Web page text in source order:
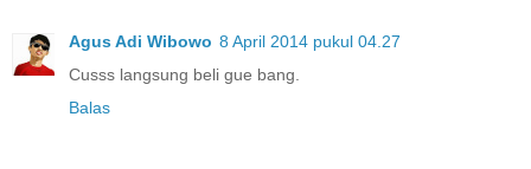
Agus Adi Wibowo 8 April 2014 pukul 04.27
Cusss langsung beli gue bang.
Balas